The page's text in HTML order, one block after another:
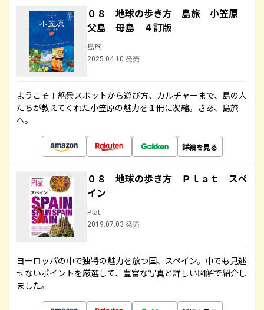
０８ 地球の歩き方 島旅 小笠原
父島 母島 ４訂版
島旅
2025.04.10 発売
ようこそ！絶景スポットから遊び方、カルチャーまで、島の人
たちが教えてくれた小笠原の魅力を１冊に凝縮。さあ、島旅
へ。
詳細を見る
０８ 地球の歩き方 Ｐｌａｔ スペ
イン
Plat
2019.07.03 発売
ヨーロッパの中で独特の魅力を放つ国、スペイン。中でも見逃
せないポイントを厳選して、豊富な写真と詳しい図解で紹介し
ました。